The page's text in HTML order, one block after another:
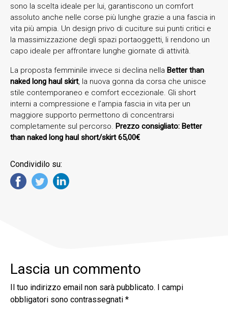
sono la scelta ideale per lui, garantiscono un comfort
assoluto anche nelle corse più lunghe grazie a una fascia in
vita più ampia. Un design privo di cuciture sui punti critici e
la massimizzazione degli spazi portaoggetti, li rendono un
capo ideale per affrontare lunghe giornate di attività.
La proposta femminile invece si declina nella Better than
naked long haul skirt, la nuova gonna da corsa che unisce
stile contemporaneo e comfort eccezionale. Gli short
interni a compressione e l’ampia fascia in vita per un
maggiore supporto permettono di concentrarsi
completamente sul percorso. Prezzo consigliato: Better
than naked long haul short/skirt 65,00€
Condividilo su:
Lascia un commento
Il tuo indirizzo email non sarà pubblicato.
I campi
obbligatori sono contrassegnati *